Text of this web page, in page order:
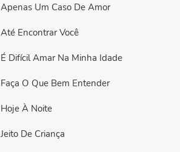
Apenas Um Caso De Amor
Até Encontrar Você
É Difícil Amar Na Minha Idade
Faça O Que Bem Entender
Hoje À Noite
Jeito De Criança